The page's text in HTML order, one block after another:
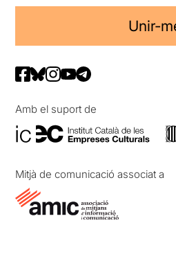
Unir-
Amb el suport de
Mitjà de comunicació associat a